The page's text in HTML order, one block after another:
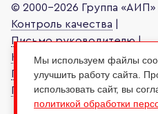
Мы используем файлы
улучшить работу сайта.
использовать сайт, вы
политикой обработки
© 2000-2026 Группа «АИП» |
Контроль качества
Письмо руководителю|
Карта сайта|
Политика обработки
Права субъектов